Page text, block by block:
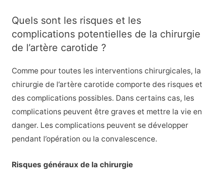
Quels sont les risques et les
complications potentielles de la chirurgie
de l’artère carotide ?
Comme pour toutes les interventions chirurgicales, la
chirurgie de l’artère carotide comporte des risques et
des complications possibles. Dans certains cas, les
complications peuvent être graves et mettre la vie en
danger. Les complications peuvent se développer
pendant l’opération ou la convalescence.
Risques généraux de la chirurgie